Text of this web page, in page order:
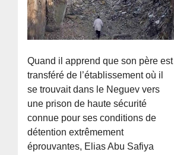
Quand il apprend que son père est
transféré de l’établissement où il
se trouvait dans le Neguev vers
une prison de haute sécurité
connue pour ses conditions de
détention extrêmement
éprouvantes, Elias Abu Safiya